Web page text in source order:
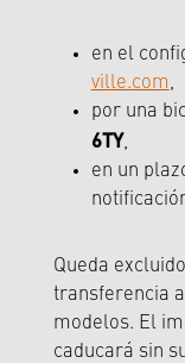
en el
ville.com,
por una
6TY,
en un
Queda
transferencia
modelos. El
caducará sin